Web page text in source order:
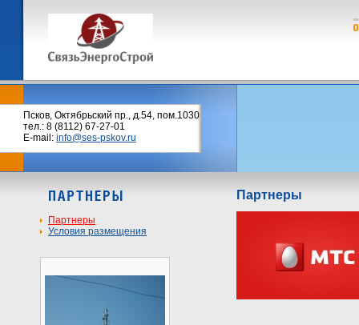
Псков, Октябрьский пр., д.54, пом.1030
тел.: 8 (8112) 67-27-01
E-mail: info@ses-pskov.ru
Партнеры
Условия размещения
Партнеры